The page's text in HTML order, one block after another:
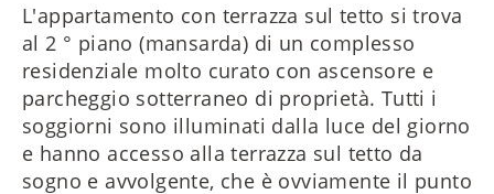
L'appartamento con terrazza sul tetto si trova
al 2 ° piano (mansarda) di un complesso
residenziale molto curato con ascensore e
parcheggio sotterraneo di proprietà. Tutti i
soggiorni sono illuminati dalla luce del giorno
e hanno accesso alla terrazza sul tetto da
sogno e avvolgente, che è ovviamente il punto